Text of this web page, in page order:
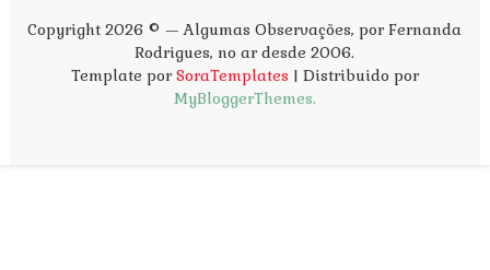
Copyright 2026 © — Algumas Observações, por Fernanda
Rodrigues, no ar desde 2006.
Template porSoraTemplates | Distribuido por
MyBloggerThemes.